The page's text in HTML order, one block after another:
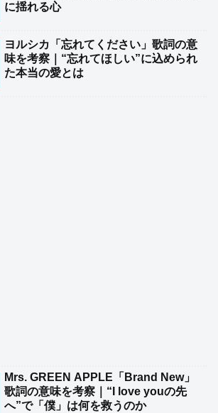
に揺れる心
ヨルシカ「忘れてください」歌詞の意
味を考察｜“忘れてほしい”に込められ
た本当の愛とは
Mrs. GREEN APPLE「Brand New」
歌詞の意味を考察｜“I love youの先
へ”で「僕」は何を救うのか